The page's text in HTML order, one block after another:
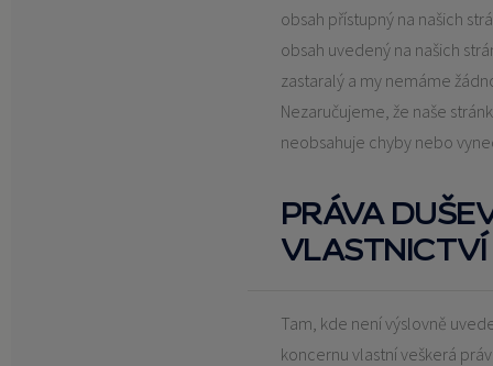
obsah přístupný na našich
obsah uvedený na našich
zastaralý a my nemáme
Nezaručujeme, že naše
neobsahuje chyby nebo
PRÁVA
VLASTNICTVÍ
Tam, kde není výslovně
koncernu vlastní veškerá